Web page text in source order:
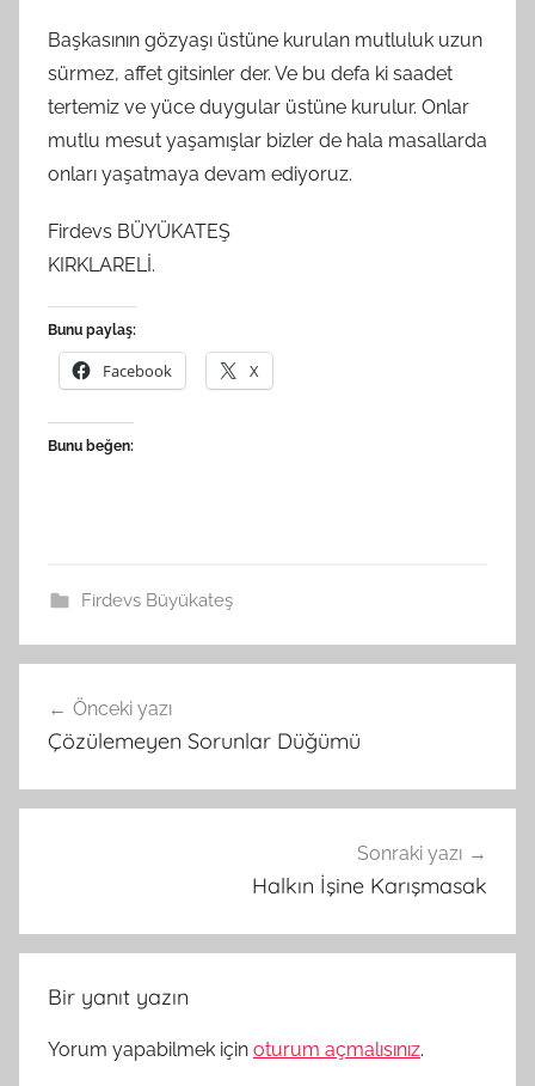
Başkasının gözyaşı üstüne kurulan mutluluk uzun
sürmez, affet gitsinler der. Ve bu defa ki saadet
tertemiz ve yüce duygular üstüne kurulur. Onlar
mutlu mesut yaşamışlar bizler de hala masallarda
onları yaşatmaya devam ediyoruz.
Firdevs BÜYÜKATEŞ
KIRKLARELİ.
Bunu paylaş:
Facebook X
Bunu beğen:
Firdevs Büyükateş
gezinmesi
Önceki yazı
Çözülemeyen Sorunlar Düğümü
Sonraki yazı
Halkın İşine Karışmasak
Bir yanıt yazın
Yorum yapabilmek için oturum açmalısınız.